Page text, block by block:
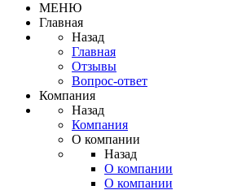
МЕНЮ
Главная
Назад
Главная
Отзывы
Вопрос-ответ
Компания
Назад
Компания
О компании
Назад
О компании
О компании